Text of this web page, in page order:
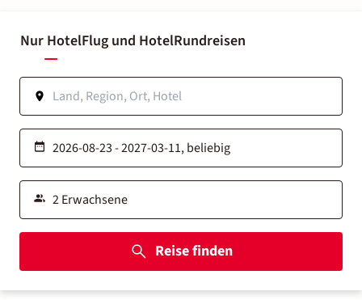
Nur HotelFlug und HotelRundreisen
Reise finden